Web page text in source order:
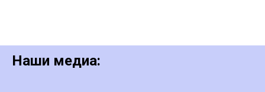
Наши медиа: